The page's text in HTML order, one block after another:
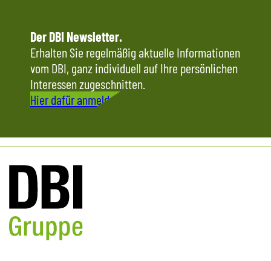
Der DBI Newsletter.
Erhalten Sie regelmäßig aktuelle Informationen
vom DBI, ganz individuell auf Ihre persönlichen
Interessen zugeschnitten.
Hier dafür anmelden